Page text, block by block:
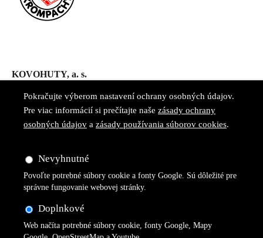
KOVOHUTY, a. s.
ul. 29. augusta 586
053 42 Krompachy
office@kovohuty.sk
> Montanwerke Brixlegg AG
Pokračujte výberom nastavení ochrany osobných údajov.
Pre viac informácií si prečítajte naše zásady ochrany
osobných údajov a zásady používania súborov cookies.
Nevyhnutné
Povoľte potrebné súbory cookie a fonty Google. Sú dôležité pre
správne fungovanie webovej stránky.
Doplnkové
Web načíta potrebné súbory cookie, fonty Google, Mapy